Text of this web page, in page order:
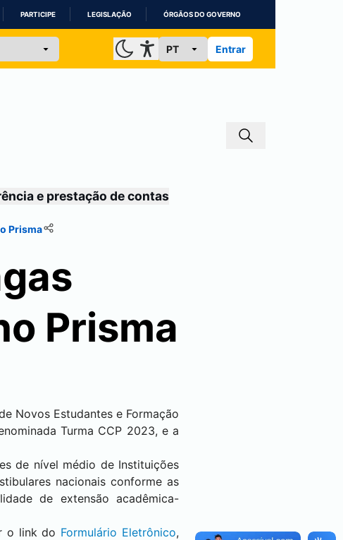
PARTICIPE LEGISLAÇÃO ÓRGÃOS DO GOVERNO
Entrar
e prestação de contas
Prisma
Prisma
Novos Estudantes e Formação
Turma CCP 2023, e a
de nível médio de Instituições
nacionais conforme as
de extensão acadêmica-
o link do Formulário Eletrônico,